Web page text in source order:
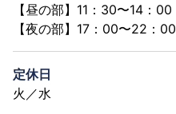
【昼の部】11：30〜14：00
【夜の部】17：00〜22：00
定休日
火／水